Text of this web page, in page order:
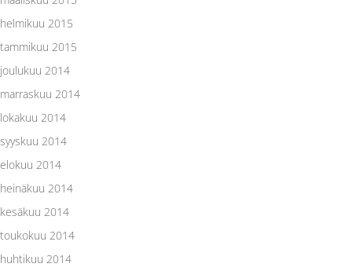
helmikuu 2015
tammikuu 2015
joulukuu 2014
marraskuu 2014
lokakuu 2014
syyskuu 2014
elokuu 2014
heinäkuu 2014
kesäkuu 2014
toukokuu 2014
huhtikuu 2014